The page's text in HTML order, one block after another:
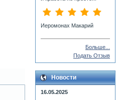
Иеромонах Макарий
Больше...
Подать Отзыв
Новости
16.05.2025